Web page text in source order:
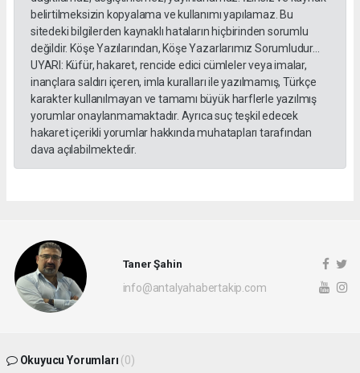
belirtilmeksizin kopyalama ve kullanımı yapılamaz. Bu
sitedeki bilgilerden kaynaklı hataların hiçbirinden sorumlu
değildir. Köşe Yazılarından, Köşe Yazarlarımız Sorumludur...
UYARI: Küfür, hakaret, rencide edici cümleler veya imalar,
inançlara saldırı içeren, imla kuralları ile yazılmamış, Türkçe
karakter kullanılmayan ve tamamı büyük harflerle yazılmış
yorumlar onaylanmamaktadır. Ayrıca suç teşkil edecek
hakaret içerikli yorumlar hakkında muhatapları tarafından
dava açılabilmektedir.
Taner Şahin
info@antalyahabertakip.com
Okuyucu Yorumları (0)